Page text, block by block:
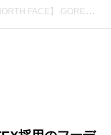
。ざらりとしたマットな風合いの素材感とカーキの色がグッドバランスな逸品。表面にロゴのプリントが施されていないのもポイントの一つ。機能美とデザインを兼ね備えたこちら、是非お試しください。.#thenorthface#ノースフェイス#goretex#outer#autumnwinter #haus #haus_matsue #hausmatsue #松江カフェ #島根カフェ #松江 #島根 #山陰